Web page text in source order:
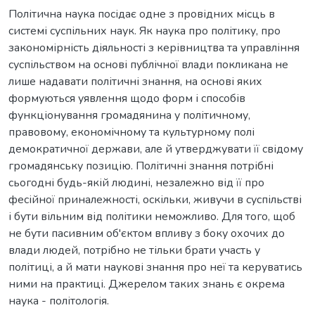
Політична наука посідає одне з провідних місць в
системі суспільних наук. Як наука про політику, про
закономірність діяльності з керівництва та управління
суспільством на основі публічної влади покликана не
лише надавати політичні знання, на основі яких
формуються уявлення щодо форм і способів
функціонування громадянина у політичному,
правовому, економічному та культурному полі
демократичної держави, але й утверджувати її свідому
громадянську позицію. Політичні знання потрібні
сьогодні будь-якій людині, незалежно від її про
фесійної приналежності, оскільки, живучи в суспільстві
і бути вільним від політики неможливо. Для того, щоб
не бути пасивним об'єктом впливу з боку охочих до
влади людей, потрібно не тільки брати участь у
політиці, а й мати наукові знання про неї та керуватись
ними на практиці. Джерелом таких знань є окрема
наука - політологія.